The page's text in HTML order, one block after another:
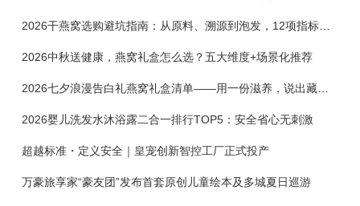
2026干燕窝选购避坑指南：从原料、溯源到泡发，12项指标判断靠谱燕窝
2026中秋送健康，燕窝礼盒怎么选？五大维度+场景化推荐
2026七夕浪漫告白礼燕窝礼盒清单——用一份滋养，说出藏在心底的爱
2026婴儿洗发水沐浴露二合一排行TOP5：安全省心无刺激
超越标准・定义安全｜皇宠创新智控工厂正式投产
万豪旅享家“豪友团”发布首套原创儿童绘本及多城夏日巡游